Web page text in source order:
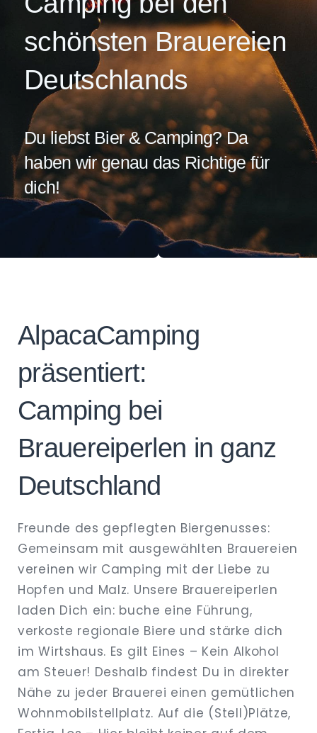
schönsten Brauereien
Deutschlands
Du liebst Bier & Camping? Da
haben wir genau das Richtige für
dich!
AlpacaCamping
präsentiert:
Camping bei
Brauereiperlen in ganz
Deutschland
Freunde des gepflegten Biergenusses:
Gemeinsam mit ausgewählten Brauereien
vereinen wir Camping mit der Liebe zu
Hopfen und Malz. Unsere Brauereiperlen
laden Dich ein: buche eine Führung,
verkoste regionale Biere und stärke dich
im Wirtshaus. Es gilt Eines – Kein Alkohol
am Steuer! Deshalb findest Du in direkter
Nähe zu jeder Brauerei einen gemütlichen
Wohnmobilstellplatz. Auf die (Stell)Plätze,